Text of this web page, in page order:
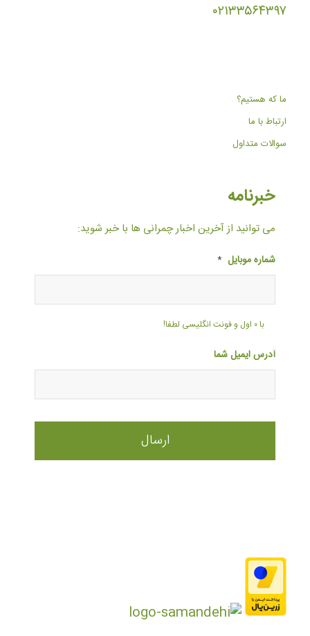
۰۲۱۳۳۵۶۴۳۹۷
ما که هستیم؟
ارتباط با ما
سوالات متداول
خبرنامه
می توانید از آخرین اخبار چمرانی ها با خبر شوید:
شماره موبایل *
با ۰ اول و فونت انگلیسی لطفا!
آدرس ایمیل شما